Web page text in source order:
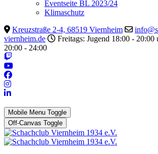
Eventseite BL 2023/24
Klimaschutz
Kreuzstraße 2-4, 68519 Viernheim
viernheim.de
Freitags: Jugend 18:00 - 20:00
20:00 - 24:00
Mobile Menu Toggle
Off-Canvas Toggle